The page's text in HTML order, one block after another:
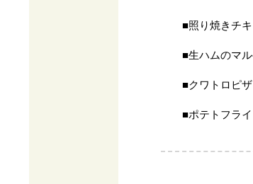
■照り焼きチ
■生ハムのマ
■クワトロピ
■ポテトフラ